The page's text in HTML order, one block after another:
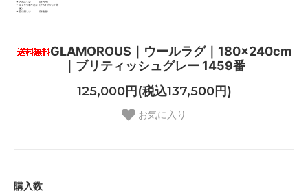
GLAMOROUS｜ウールラグ｜180×240cm
｜ブリティッシュグレー 1459番
125,000円(税込137,500円)
お気に入り
購入数